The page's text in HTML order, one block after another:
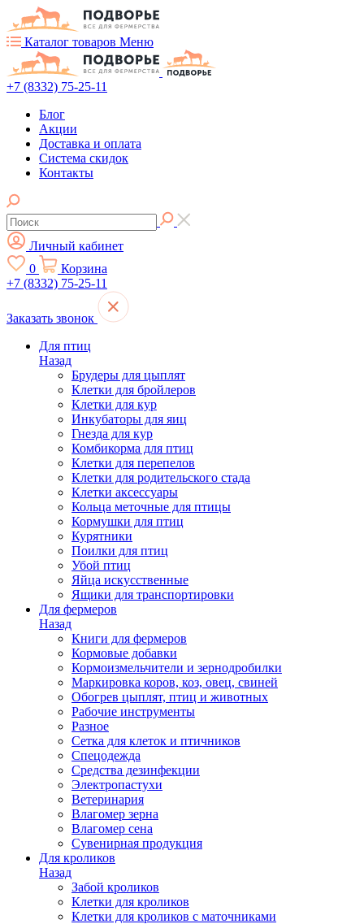
Каталог товаров Меню
+7 (8332) 75-25-11
Блог
Акции
Доставка и оплата
Система скидок
Контакты
Личный кабинет
0
Корзина
+7 (8332) 75-25-11
Заказать звонок
Для птиц
Назад
Брудеры для цыплят
Клетки для бройлеров
Клетки для кур
Инкубаторы для яиц
Гнезда для кур
Комбикорма для птиц
Клетки для перепелов
Клетки для родительского стада
Клетки аксессуары
Кольца меточные для птицы
Кормушки для птиц
Курятники
Поилки для птиц
Убой птиц
Яйца искусственные
Ящики для транспортировки
Для фермеров
Назад
Книги для фермеров
Кормовые добавки
Кормоизмельчители и зернодробилки
Маркировка коров, коз, овец, свиней
Обогрев цыплят, птиц и животных
Рабочие инструменты
Разное
Сетка для клеток и птичников
Спецодежда
Средства дезинфекции
Электропастухи
Ветеринария
Влагомер зерна
Влагомер сена
Сувенирная продукция
Для кроликов
Назад
Забой кроликов
Клетки для кроликов
Клетки для кроликов с маточниками